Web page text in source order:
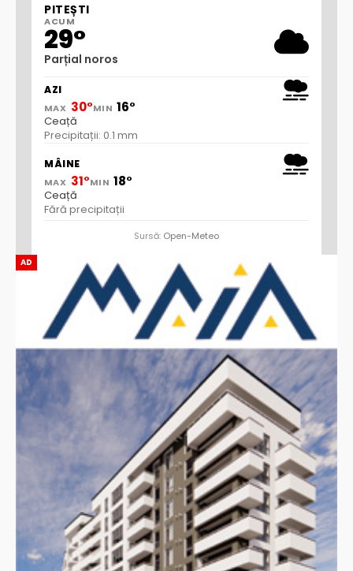
AD
PITEȘTI
ACUM
29°
Parțial noros
AZI
MAX 30°MIN 16°
Ceață
Precipitații: 0.1 mm
MÂINE
MAX 31°MIN 18°
Ceață
Fără precipitații
Sursă: Open-Meteo